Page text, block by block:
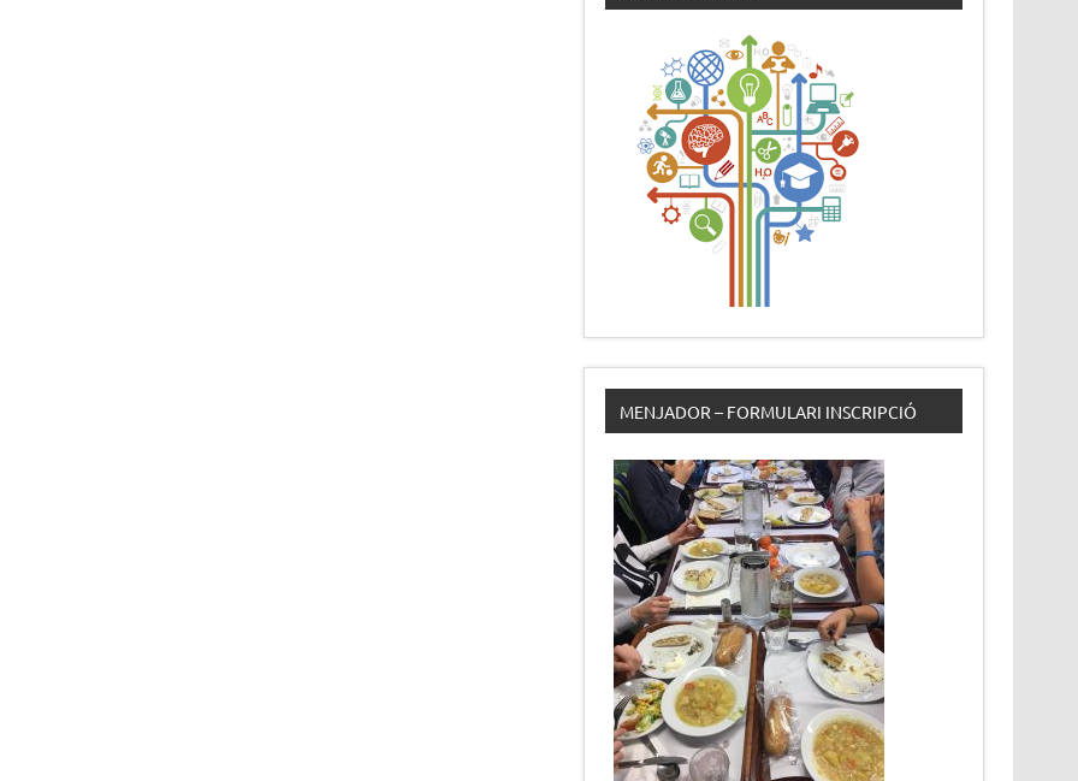
MENJADOR – FORMULARI INSCRIPCIÓ